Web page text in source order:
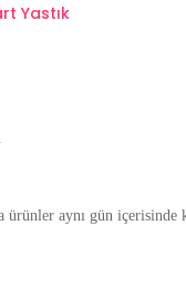
Yastık
ürünler aynı gün